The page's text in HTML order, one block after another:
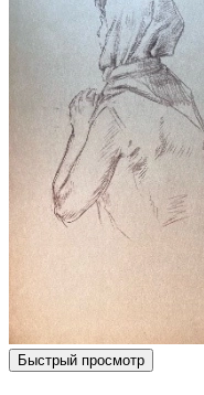
Быстрый просмотр